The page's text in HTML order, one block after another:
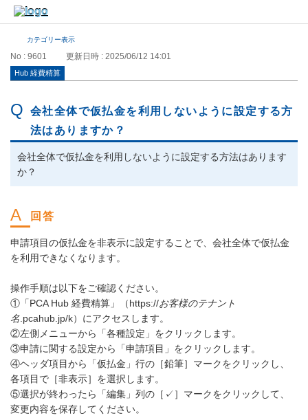
カテゴリー表示
No : 9601 更新日時 : 2025/06/12 14:01
Hub 経費精算
会社全体で仮払金を利用しないように設定する方
法はありますか？
会社全体で仮払金を利用しないように設定する方法はあります
か？
申請項目の仮払金を非表示に設定することで、会社全体で仮払金
を利用できなくなります。
操作手順は以下をご確認ください。
①「PCA Hub 経費精算」（https://お客様のテナント
名.pcahub.jp/k）にアクセスします。
②左側メニューから「各種設定」をクリックします。
③申請に関する設定から「申請項目」をクリックします。
④ヘッダ項目から「仮払金」行の［鉛筆］マークをクリックし、
各項目で［非表示］を選択します。
⑤選択が終わったら「編集」列の［✓］マークをクリックして、
変更内容を保存してください。